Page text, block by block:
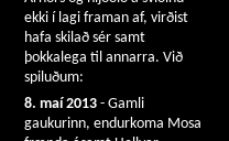
ekki í lagi framan af, virðist
hafa skilað sér samt
þokkalega til annarra. Við
spiluðum:
8. maí 2013 - Gamli
gaukurinn, endurkoma Mosa